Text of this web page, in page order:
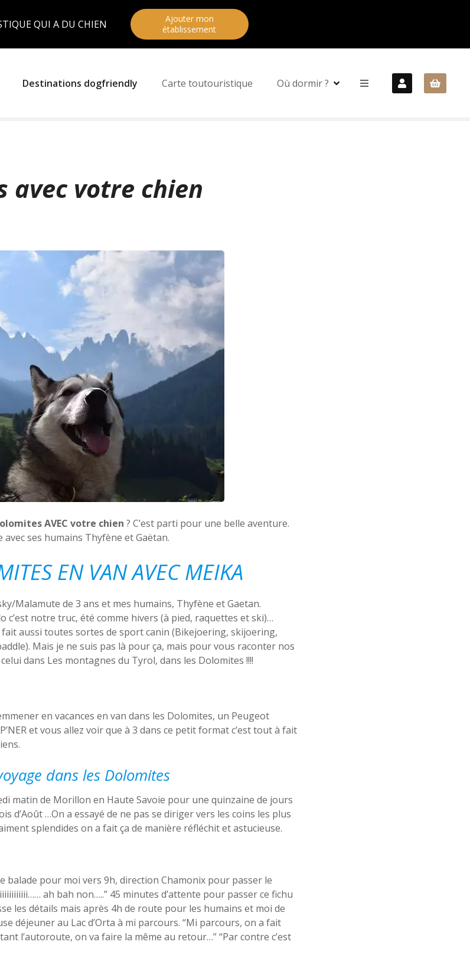
QUI A DU CHIEN
Ajouter mon
établissement
Destinations dogfriendly Carte toutouristique Où dormir ?
avec votre chien
AVEC votre chien ? C’est parti pour une belle aventure.
ses humains Thyfène et Gaëtan.
EN VAN AVEC MEIKA
Malamute de 3 ans et mes humains, Thyfène et Gaetan.
c’est notre truc, été comme hivers (à pied, raquettes et ski)…
aussi toutes sortes de sport canin (Bikejoering, skijoering,
Mais je ne suis pas là pour ça, mais pour vous raconter nos
dans Les montagnes du Tyrol, dans les Dolomites !!!!
en vacances en van dans les Dolomites, un Peugeot
et vous allez voir que à 3 dans ce petit format c’est tout à fait
dans les Dolomites
matin de Morillon en Haute Savoie pour une quinzaine de jours
d’Août …On a essayé de ne pas se diriger vers les coins les plus
splendides on a fait ça de manière réfléchit et astucieuse.
balade pour moi vers 9h, direction Chamonix pour passer le
ah bah non…..” 45 minutes d’attente pour passer ce fichu
les détails mais après 4h de route pour les humains et moi de
déjeuner au Lac d’Orta à mi parcours. “Mi parcours, on a fait
l’autoroute, on va faire la même au retour…” “Par contre c’est